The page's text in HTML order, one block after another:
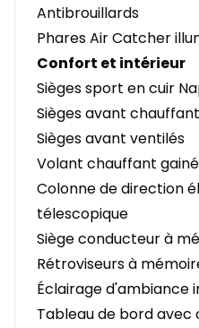
Antibrouillards
Phares Air Catcher
Confort et intérieur
Sièges sport en cuir
Sièges avant
Sièges avant ventilés
Volant chauffant
Colonne de direction
télescopique
Siège conducteur à
Rétroviseurs à
Éclairage d'ambiance
Tableau de bord